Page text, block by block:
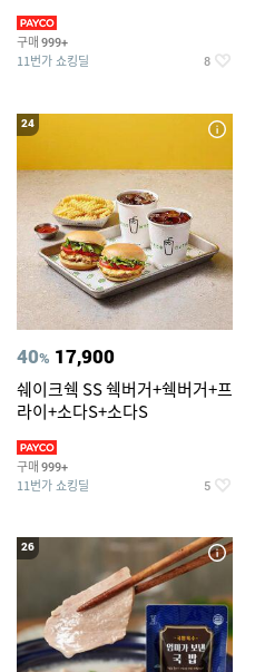
구매 999+
11번가 쇼킹딜 8
24
40% 17,900
쉐이크쉑 SS 쉑버거+쉑버거+프
라이+소다S+소다S
구매 999+
11번가 쇼킹딜 5
26